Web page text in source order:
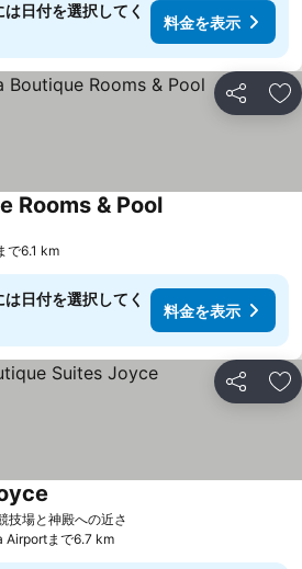
日付を選択してく
料金を表示
シェア お
Rooms & Pool
で6.1 km
日付を選択してく
料金を表示
シェア お
技場と神殿への近さ
Airportまで6.7 km